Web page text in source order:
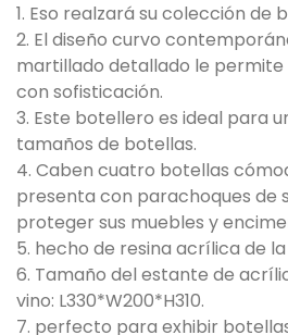
1. Eso realzará su colección de
2. El diseño curvo
martillado detallado le permite
con sofisticación.
3. Este botellero es ideal para
tamaños de botellas.
4. Caben cuatro botellas
presenta con parachoques de
proteger sus muebles y
5. hecho de resina acrílica de
6. Tamaño del estante de
vino: L330*W200*H310.
7. perfecto para exhibir